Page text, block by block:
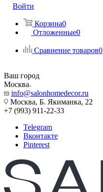
Войти
Корзина0
Отложенные0
Сравнение товаров0
Ваш город
Москва
info@salonhomedecor.ru
Москва, Б. Якиманка, 22
+7 (993) 911-22-33
Telegram
Вконтакте
Pinterest